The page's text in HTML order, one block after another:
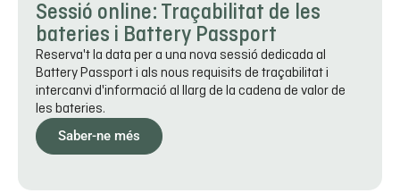
Sessió online: Traçabilitat de les
bateries i Battery Passport
Reserva't la data per a una nova sessió dedicada al
Battery Passport i als nous requisits de traçabilitat i
intercanvi d'informació al llarg de la cadena de valor de
les bateries.
Saber-ne més